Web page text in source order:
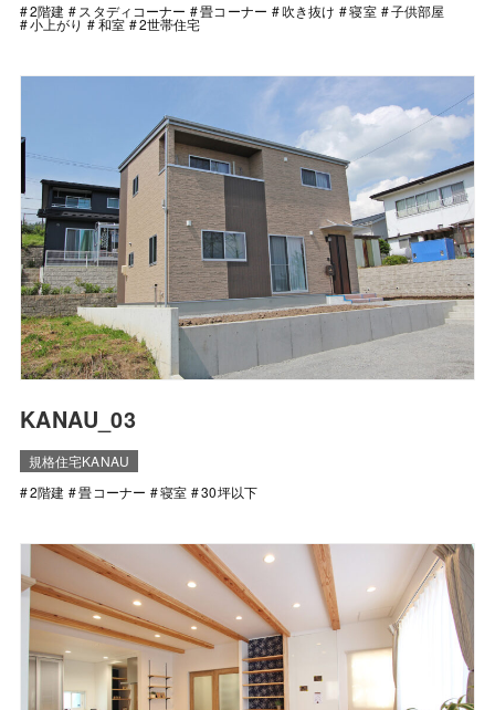
2階建
スタディコーナー 畳コーナー 吹き抜け 寝室 子供部屋
小上がり 和室 2世帯住宅
KANAU_03
規格住宅KANAU
2階建
畳コーナー 寝室 30坪以下